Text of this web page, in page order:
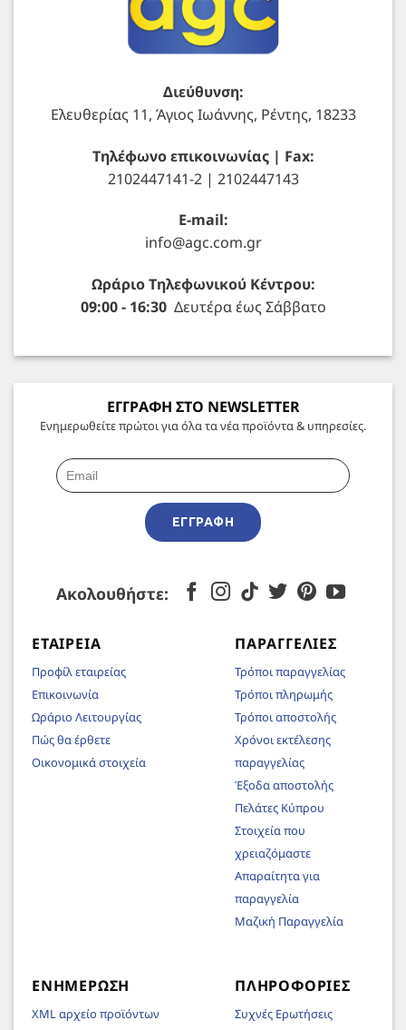
Διεύθυνση:
Ελευθερίας 11, Άγιος Ιωάννης, Ρέντης, 18233
Τηλέφωνο επικοινωνίας | Fax:
2102447141-2 | 2102447143
E-mail:
info@agc.com.gr
Ωράριο Τηλεφωνικού Κέντρου:
09:00 - 16:30Δευτέρα έως Σάββατο
ΕΓΓΡΑΦΗ ΣΤΟ NEWSLETTER
Ενημερωθείτε πρώτοι για όλα τα νέα προϊόντα & υπηρεσίες.
ΕΓΓΡΑΦΉ
Ακολουθήστε:
ΕΤΑΙΡΕΊΑ
Προφίλ εταιρείας
Επικοινωνία
Ωράριο Λειτουργίας
Πώς θα έρθετε
Οικονομικά στοιχεία
ΠΑΡΑΓΓΕΛΊΕΣ
Τρόποι παραγγελίας
Τρόποι πληρωμής
Τρόποι αποστολής
Χρόνοι εκτέλεσης
παραγγελίας
Έξοδα αποστολής
Πελάτες Κύπρου
Στοιχεία που
χρειαζόμαστε
Απαραίτητα για
παραγγελία
Μαζική Παραγγελία
ΕΝΗΜΈΡΩΣΗ
XML αρχείο προϊόντων
ΠΛΗΡΟΦΟΡΊΕΣ
Συχνές Ερωτήσεις